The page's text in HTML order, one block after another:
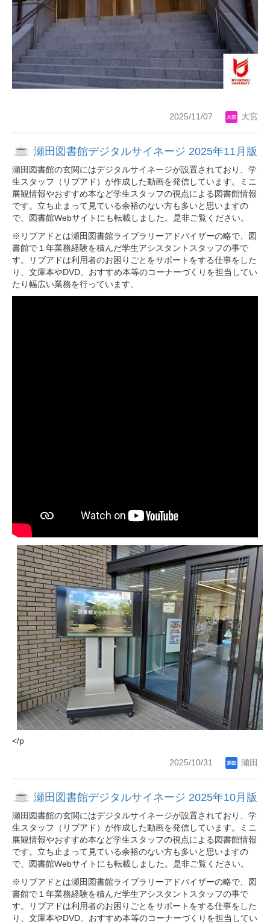
2025/11/07 大宮
瀬田図書館デジタルサイネージ 2025年11月版
瀬田図書館の玄関にはデジタルサイネージが設置されており、学
生スタッフ（リブアド）が作成した動画を発信しています。ミニ
展観情報やおすすめ本など学生スタッフの視点による図書館情報
です。立ち止まって見ている余裕のない方も多いと思いますの
で、図書館Webサイトにも転載しました。是非ご覧ください。
※リブアドとは瀬田図書館ライブラリーアドバイザーの略で、図
書館で１年業務経験を積んだ学生アシスタントスタッフの事で
す。リブアドは利用者のお困りごとをサポートをする仕事をした
り、文庫本やDVD、おすすめ本等のコーナーづくりを担当してい
たり幅広い業務を行っています。
</p
2025/10/31 瀬田
瀬田図書館デジタルサイネージ 2025年10月版
瀬田図書館の玄関にはデジタルサイネージが設置されており、学
生スタッフ（リブアド）が作成した動画を発信しています。ミニ
展観情報やおすすめ本など学生スタッフの視点による図書館情報
です。立ち止まって見ている余裕のない方も多いと思いますの
で、図書館Webサイトにも転載しました。是非ご覧ください。
※リブアドとは瀬田図書館ライブラリーアドバイザーの略で、図
書館で１年業務経験を積んだ学生アシスタントスタッフの事で
す。リブアドは利用者のお困りごとをサポートをする仕事をした
り、文庫本やDVD、おすすめ本等のコーナーづくりを担当してい